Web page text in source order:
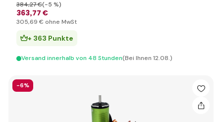
363,77 €
384,27 €(-5 %)
305,69 € ohne MwSt
+ 363 Punkte
Versand innerhalb von 48 Stunden(Bei Ihnen 12.08.)
-6%